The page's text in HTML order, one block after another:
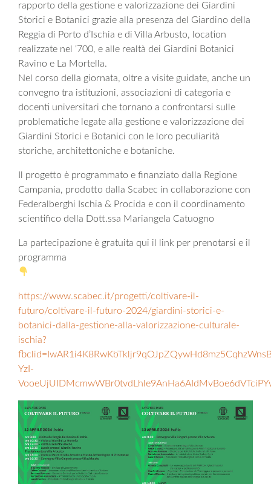
rapporto della gestione e valorizzazione dei Giardini
Storici e Botanici grazie alla presenza del Giardino della
Reggia di Porto d’Ischia e di Villa Arbusto, location
realizzate nel ‘700, e alle realtà dei Giardini Botanici
Ravino e La Mortella.
Nel corso della giornata, oltre a visite guidate, anche un
convegno tra istituzioni, associazioni di categoria e
docenti universitari che tornano a confrontarsi sulle
problematiche legate alla gestione e valorizzazione dei
Giardini Storici e Botanici con le loro peculiarità
storiche, architettoniche e botaniche.
Il progetto è programmato e finanziato dalla Regione
Campania, prodotto dalla Scabec in collaborazione con
Federalberghi Ischia & Procida e con il coordinamento
scientifico della Dott.ssa Mariangela Catuogno
La partecipazione è gratuita qui il link per prenotarsi e il
programma
https://www.scabec.it/progetti/coltivare-il-
futuro/coltivare-il-futuro-2024/giardini-storici-e-
botanici-dalla-gestione-alla-valorizzazione-culturale-
ischia?
YzI-